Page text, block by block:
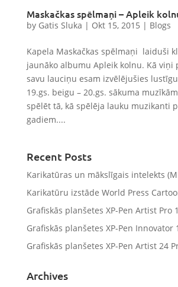
Maskačkas spēlmaņi – Apleik
by Gatis Sluka | Okt 15, 2015 | Blogs
Kapela Maskačkas spēlmaņi laiduši
jaunāko albumu Apleik kolnu. Kā viņi
savu lauciņu esam izvēlējušies
19.gs. beigu – 20.gs. sākuma
spēlēt tā, kā spēlēja lauku muzikanti
gadiem....
Recent Posts
Karikatūras un mākslīgais intelekts
Karikatūru izstāde World Press
Grafiskās planšetes XP-Pen Artist Pro
Grafiskās planšetes XP-Pen Innovator
Grafiskās planšetes XP-Pen Artist 24
Archives